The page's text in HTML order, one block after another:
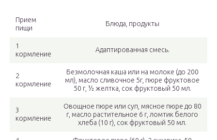
Прием
пищи
Блюда, продукты
1
кормление
Адаптированная смесь.
2
кормление
Безмолочная каша или на молоке (до 200
мл), масло сливочное 5г, пюре фруктовое
50 г, ½ желтка, сок фруктовый 50 мл.
3
кормление
Овощное пюре или суп, мясное пюре до 80
г, масло растительное 6 г, ломтик белого
хлеба (10 г), сок фруктовый 50 мл.